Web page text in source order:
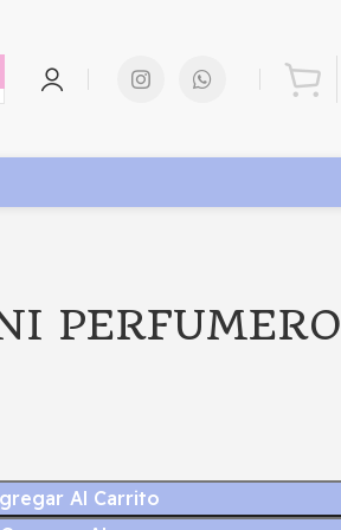
PERFUMERO
Al Carrito